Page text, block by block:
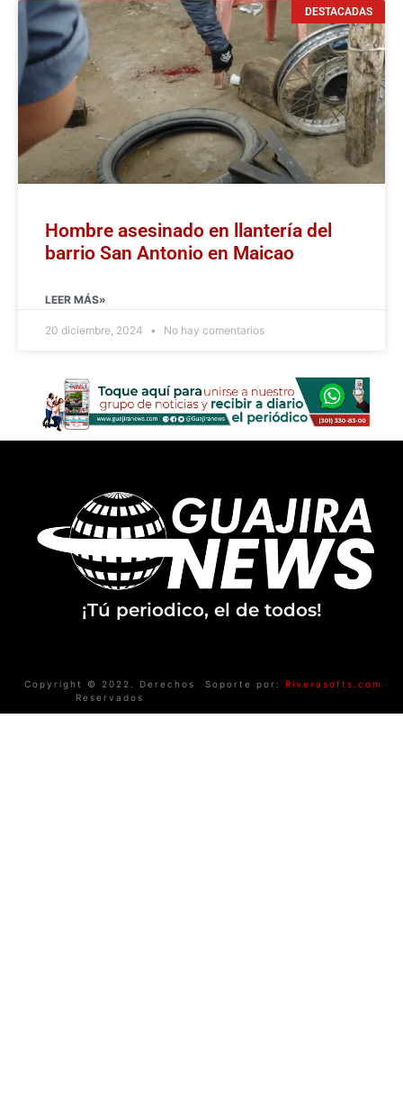
DESTACADAS
Hombre asesinado en llantería del
barrio San Antonio en Maicao
LEER MÁS»
20 diciembre, 2024 No hay comentarios
¡Tú periodico, el de todos!
Copyright © 2022. Derechos
Reservados
Soporte por: Riverasofts.com